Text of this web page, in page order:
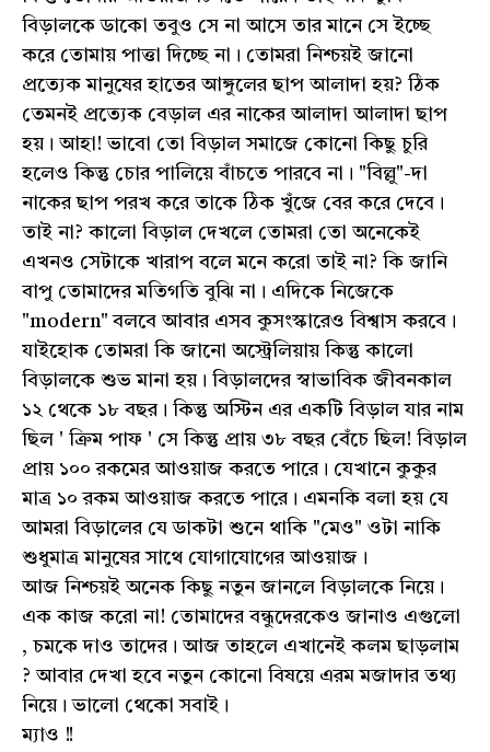
বিড়ালকে ডাকো তবুও সে না আসে তার মানে সে ইচ্ছে
করে তোমায় পাত্তা দিচ্ছে না। তোমরা নিশ্চয়ই জানো
প্রত্যেক মানুষের হাতের আঙ্গুলের ছাপ আলাদা হয়? ঠিক
তেমনই প্রত্যেক বেড়াল এর নাকের আলাদা আলাদা ছাপ
হয়। আহা! ভাবো তো বিড়াল সমাজে কোনো কিছু চুরি
হলেও কিন্তু চোর পালিয়ে বাঁচতে পারবে না। "বিল্লু"-দা
নাকের ছাপ পরখ করে তাকে ঠিক খুঁজে বের করে দেবে।
তাই না? কালো বিড়াল দেখলে তোমরা তো অনেকেই
এখনও সেটাকে খারাপ বলে মনে করো তাই না? কি জানি
বাপু তোমাদের মতিগতি বুঝি না। এদিকে নিজেকে
"modern" বলবে আবার এসব কুসংস্কারেও বিশ্বাস করবে।
যাইহোক তোমরা কি জানো অস্ট্রেলিয়ায় কিন্তু কালো
বিড়ালকে শুভ মানা হয়। বিড়ালদের স্বাভাবিক জীবনকাল
১২ থেকে ১৮ বছর। কিন্তু অস্টিন এর একটি বিড়াল যার নাম
ছিল ' ক্রিম পাফ ' সে কিন্তু প্রায় ৩৮ বছর বেঁচে ছিল! বিড়াল
প্রায় ১০০ রকমের আওয়াজ করতে পারে। যেখানে কুকুর
মাত্র ১০ রকম আওয়াজ করতে পারে। এমনকি বলা হয় যে
আমরা বিড়ালের যে ডাকটা শুনে থাকি "মেও" ওটা নাকি
শুধুমাত্র মানুষের সাথে যোগাযোগের আওয়াজ।
আজ নিশ্চয়ই অনেক কিছু নতুন জানলে বিড়ালকে নিয়ে।
এক কাজ করো না! তোমাদের বন্ধুদেরকেও জানাও এগুলো
, চমকে দাও তাদের। আজ তাহলে এখানেই কলম ছাড়লাম
? আবার দেখা হবে নতুন কোনো বিষয়ে এরম মজাদার তথ্য
নিয়ে। ভালো থেকো সবাই।
ম্যাও !!